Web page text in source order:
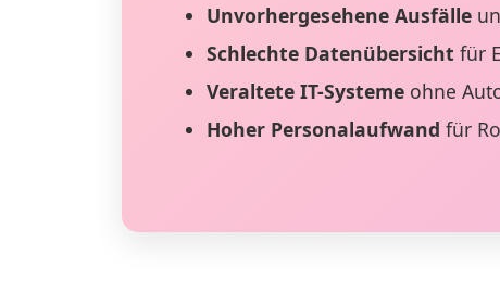
Unvorhergesehene Ausfälle
Schlechte Datenübersicht für
Veraltete IT-Systemeohne
Hoher Personalaufwand für